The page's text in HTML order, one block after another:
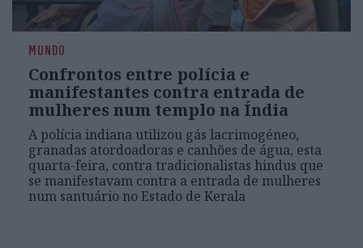
MUNDO
Confrontos entre polícia e
manifestantes contra entrada de
mulheres num templo na Índia
A polícia indiana utilizou gás lacrimogéneo,
granadas atordoadoras e canhões de água, esta
quarta-feira, contra tradicionalistas hindus que
se manifestavam contra a entrada de mulheres
num santuário no Estado de Kerala